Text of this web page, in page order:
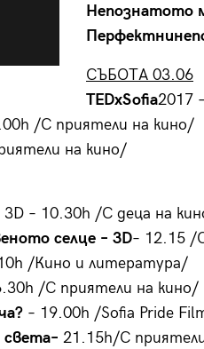
Непознатото
Перфектни
СЪБОТА 03.06
TEDxSofia2017
/С приятели на кино/
на кино/
3D – 10.30h /С деца на
селце – 3D– 12.15 /
/Кино и литература/
/С приятели на кино/
– 19.00h /Sofia Pride
света– 21.15h/С